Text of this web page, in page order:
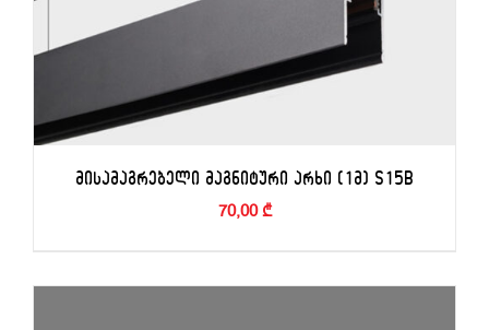
ᲛᲘᲡᲐᲛᲐᲒᲠᲔᲑᲔᲚᲘ ᲛᲐᲒᲜᲘᲢᲣᲠᲘ ᲐᲠᲮᲘ (1Მ) S15B
70,00₾